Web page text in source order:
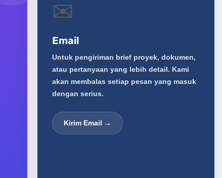
✉️
Email
Untuk pengiriman brief proyek, dokumen,
atau pertanyaan yang lebih detail. Kami
akan membalas setiap pesan yang masuk
dengan serius.
Kirim Email →